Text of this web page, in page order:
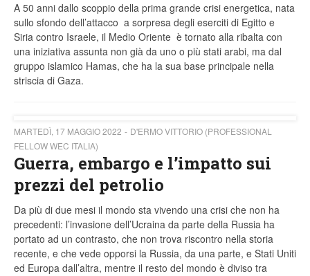
A 50 anni dallo scoppio della prima grande crisi energetica, nata
sullo sfondo dell’attacco a sorpresa degli eserciti di Egitto e
Siria contro Israele, il Medio Oriente è tornato alla ribalta con
una iniziativa assunta non già da uno o più stati arabi, ma dal
gruppo islamico Hamas, che ha la sua base principale nella
striscia di Gaza.
MARTEDÌ, 17 MAGGIO 2022
D'ERMO VITTORIO (PROFESSIONAL
FELLOW WEC ITALIA)
Guerra, embargo e l’impatto sui
prezzi del petrolio
Da più di due mesi il mondo sta vivendo una crisi che non ha
precedenti: l’invasione dell’Ucraina da parte della Russia ha
portato ad un contrasto, che non trova riscontro nella storia
recente, e che vede opporsi la Russia, da una parte, e Stati Uniti
ed Europa dall’altra, mentre il resto del mondo è diviso tra